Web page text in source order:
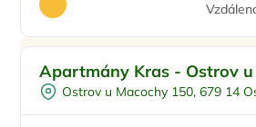
Vyjížďky na koních
Pro seniory
Apartmány Kras - Ostrov
Ostrov u Macochy 150, 679 14